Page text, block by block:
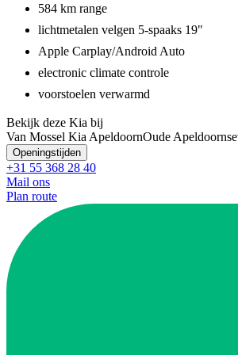
584 km range
lichtmetalen velgen 5-spaaks 19"
Apple Carplay/Android Auto
electronic climate controle
voorstoelen verwarmd
Bekijk deze Kia bij
Van Mossel Kia ApeldoornOude
Openingstijden
+31 55 368 28 40
Mail ons
Plan route